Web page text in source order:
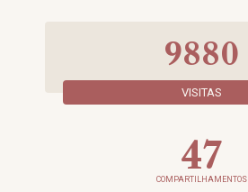
9880
VISITAS
47
COMPARTILHAMENTOS